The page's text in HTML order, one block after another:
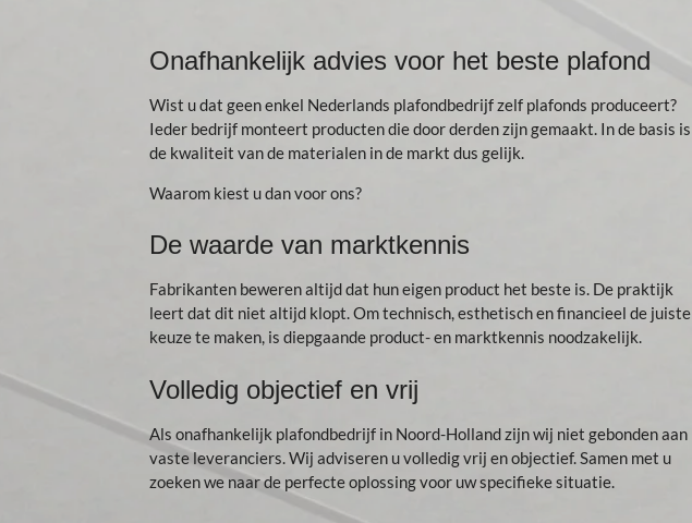
Onafhankelijk advies voor het beste plafond
Wist u dat geen enkel Nederlands plafondbedrijf zelf plafonds produceert?
Ieder bedrijf monteert producten die door derden zijn gemaakt. In de basis is
de kwaliteit van de materialen in de markt dus gelijk.
Waarom kiest u dan voor ons?
De waarde van marktkennis
Fabrikanten beweren altijd dat hun eigen product het beste is. De praktijk
leert dat dit niet altijd klopt. Om technisch, esthetisch en financieel de juiste
keuze te maken, is diepgaande product- en marktkennis noodzakelijk.
Volledig objectief en vrij
Als onafhankelijk plafondbedrijf in Noord-Holland zijn wij niet gebonden aan
vaste leveranciers. Wij adviseren u volledig vrij en objectief. Samen met u
zoeken we naar de perfecte oplossing voor uw specifieke situatie.